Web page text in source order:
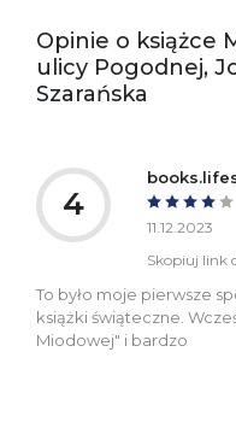
Ostrzeżenia
informacje dotyczące
Opinie o książce
ulicy Pogodnej,
Szarańska
4
11.12.2023
Skopiuj link
To było moje pierwsze
książki świąteczne.
Miodowej" i bardzo